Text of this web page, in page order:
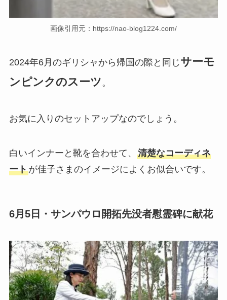
画像引用元：https://nao-blog1224.com/
2024年6月のギリシャから帰国の際と同じサーモ
ンピンクのスーツ 。
お気に入りのセットアップなのでしょう。
白いインナーと靴を合わせて、 清楚なコーディネ
ートが佳子さまのイメージによくお似合いです。
6月5日・サンパウロ開拓先没者慰霊碑に献花